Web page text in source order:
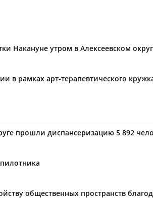
Накануне утром в Алексеевском
в рамках арт-терапевтического
прошли диспансеризацию 5 892
общественных пространств